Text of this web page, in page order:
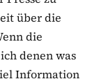
über die
die
denen was
Information